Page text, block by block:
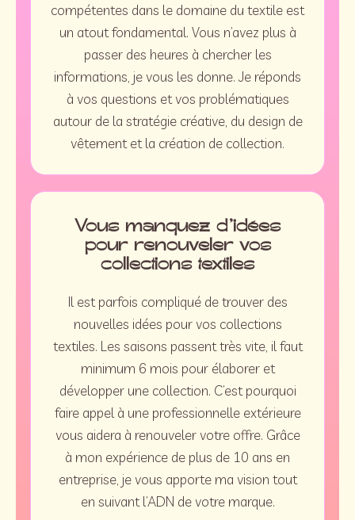
compétentes dans le domaine du textile est
un atout fondamental. Vous n’avez plus à
passer des heures à chercher les
informations, je vous les donne. Je réponds
à vos questions et vos problématiques
autour de la stratégie créative, du design de
vêtement et la création de collection.⁠
Vous manquez d’idées
pour renouveler vos
collections textiles
Il est parfois compliqué de trouver des
nouvelles idées pour vos collections
textiles. Les saisons passent très vite, il faut
minimum 6 mois pour élaborer et
développer une collection. C’est pourquoi
faire appel à une professionnelle extérieure
vous aidera à renouveler votre offre. Grâce
à mon expérience de plus de 10 ans en
entreprise, je vous apporte ma vision tout
en suivant l’ADN de votre marque.